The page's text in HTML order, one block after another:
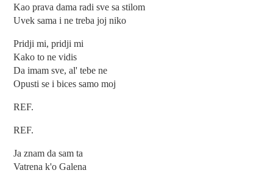
Kao prava dama radi sve sa stilom
Uvek sama i ne treba joj niko
Pridji mi, pridji mi
Kako to ne vidis
Da imam sve, al' tebe ne
Opusti se i bices samo moj
REF.
REF.
Ja znam da sam ta
Vatrena k'o Galena